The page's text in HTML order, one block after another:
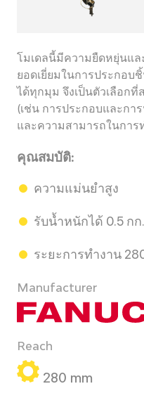
โมเดลนี้มีความยืดหยุ่นแ
ยอดเยี่ยมในการประกอ
ได้ทุกมุม จึงเป็นตัวเลือก
(เช่น การประกอบและกา
และความสามารถในการ
คุณสมบัติ:
ความแม่นยำสูง
รับน้ำหนักได้ 0.5 กก.
ระยะการทำงาน
Manufacturer
Reach
280 mm